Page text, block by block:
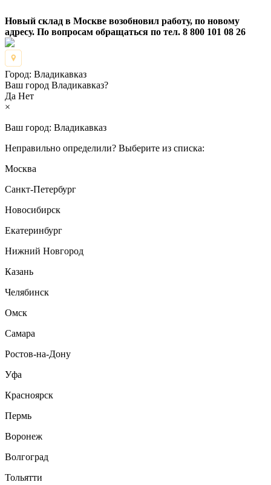
Новый склад в Москве возобновил работу, по новому
адресу. По вопросам обращаться по тел. 8 800 101 08 26
Город: Владикавказ
Ваш город Владикавказ?
Да Нет
×
Ваш город: Владикавказ
Неправильно определили? Выберите из списка:
Москва
Санкт-Петербург
Новосибирск
Екатеринбург
Нижний Новгород
Казань
Челябинск
Омск
Самара
Ростов-на-Дону
Уфа
Красноярск
Пермь
Воронеж
Волгоград
Тольятти